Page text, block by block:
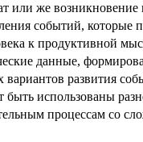
или же
событий, которые
к продуктивной
данные,
развития
использованы
процессам со